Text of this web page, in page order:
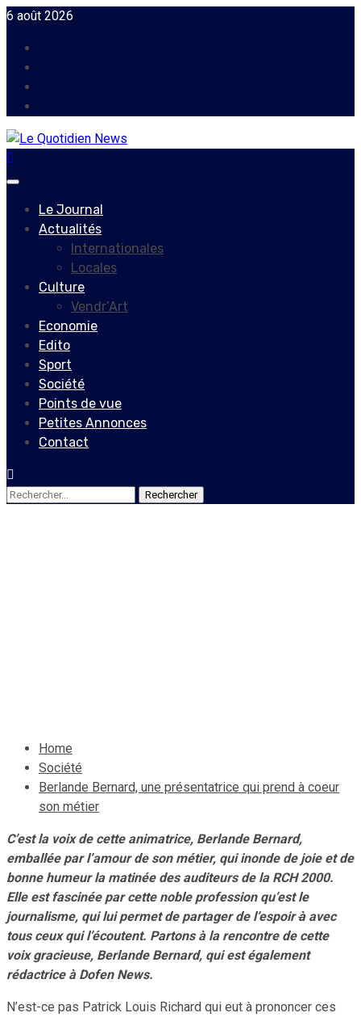
Skip
content
6 août 2026
Primary
Le Journal
Actualités
Internationales
Locales
Culture
Vendr’Art
Economie
Edito
Sport
Société
Points de vue
Petites Annonces
Contact
Rechercher :
Home
Société
Berlande Bernard, une présentatrice qui prend à coeur
son métier
C’est la voix de cette animatrice, Berlande Bernard,
emballée par l’amour de son métier, qui inonde de joie et de
bonne humeur la matinée des auditeurs de la RCH 2000.
Elle est fascinée par cette noble profession qu’est le
journalisme, qui lui permet de partager de l’espoiràavec
tous ceux qui l’écoutent. Partons à la rencontre de cette
voix gracieuse, Berlande Bernard, qui est également
rédactrice à Dofen News.
N’est-ce pas Patrick Louis Richard qui eut à prononcer ces